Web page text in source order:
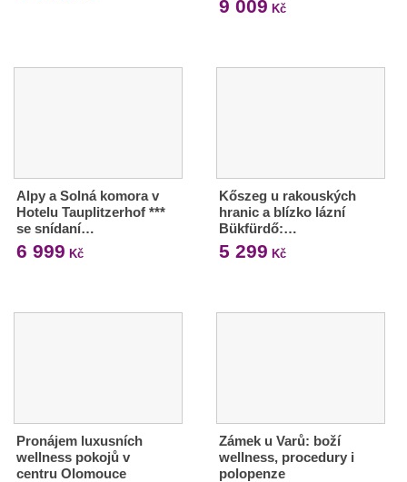
9 009 Kč
Alpy a Solná komora v
Hotelu Tauplitzerhof ***
se snídaní…
6 999 Kč
Kőszeg u rakouských
hranic a blízko lázní
Bükfürdő:…
5 299 Kč
Pronájem luxusních
wellness pokojů v
centru Olomouce
Zámek u Varů: boží
wellness, procedury i
polopenze